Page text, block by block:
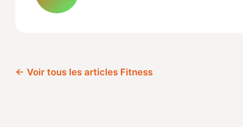
← Voir tous les articles Fitness